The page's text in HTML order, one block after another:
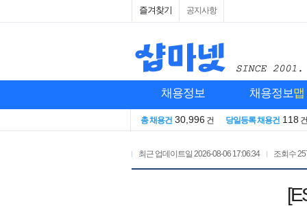
즐겨찾기 공지사항
채용정보 채용정보맵
총 채용건 30,996 건 당일등록 채용건 118 건
최근 업데이트일 2026-08-06 17:06:34 조회수